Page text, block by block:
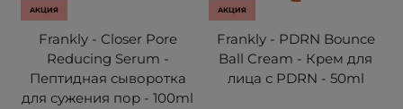
АКЦИЯ
Frankly - Closer Pore
Reducing Serum -
Пептидная сыворотка
для сужения пор - 100ml
АКЦИЯ
Frankly - PDRN Bounce
Ball Cream - Крем для
лица с PDRN - 50ml